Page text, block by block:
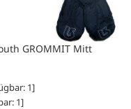
GROMMIT Mitt
1]
1]